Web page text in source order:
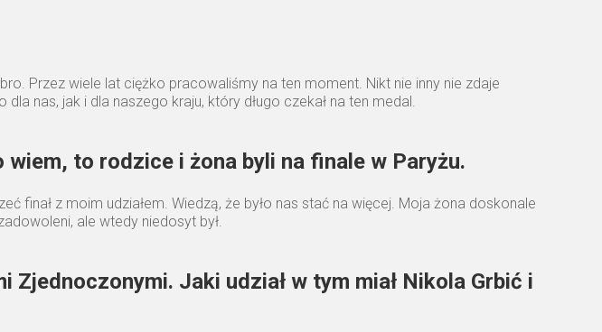
Przez wiele lat ciężko pracowaliśmy na ten moment. Nikt nie inny nie zdaje
nas, jak i dla naszego kraju, który długo czekał na ten medal.
to rodzice i żona byli na finale w Paryżu.
finał z moim udziałem. Wiedzą, że było nas stać na więcej. Moja żona doskonale
ale wtedy niedosyt był.
Jaki udział w tym miał Nikola Grbić i